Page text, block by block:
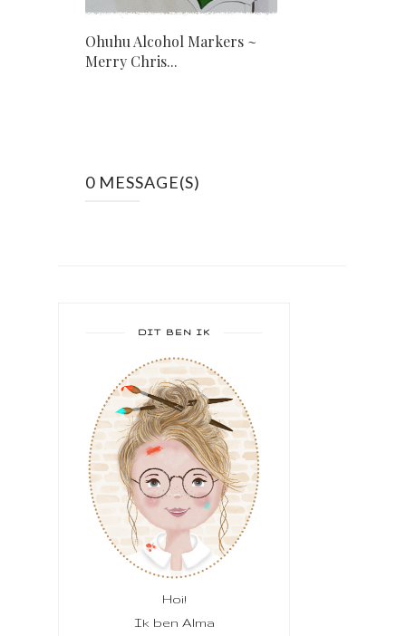
Ohuhu Alcohol Markers ~
Merry Chris...
0 MESSAGE(S)
DIT BEN IK
Hoi!
Ik ben Alma